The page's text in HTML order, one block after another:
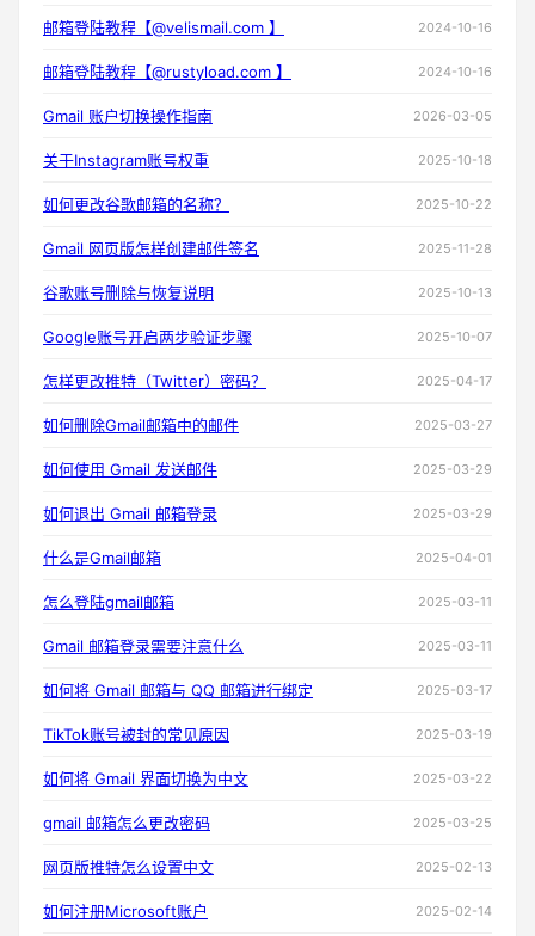
邮箱登陆教程【@velismail.com 】 2024-10-16
邮箱登陆教程【@rustyload.com 】 2024-10-16
Gmail 账户切换操作指南 2026-03-05
关于Instagram账号权重 2025-10-18
如何更改谷歌邮箱的名称？ 2025-10-22
Gmail 网页版怎样创建邮件签名 2025-11-28
谷歌账号删除与恢复说明 2025-10-13
Google账号开启两步验证步骤 2025-10-07
怎样更改推特（Twitter）密码？ 2025-04-17
如何删除Gmail邮箱中的邮件 2025-03-27
如何使用 Gmail 发送邮件 2025-03-29
如何退出 Gmail 邮箱登录 2025-03-29
什么是Gmail邮箱 2025-04-01
怎么登陆gmail邮箱 2025-03-11
Gmail 邮箱登录需要注意什么 2025-03-11
如何将 Gmail 邮箱与 QQ 邮箱进行绑定 2025-03-17
TikTok账号被封的常见原因 2025-03-19
如何将 Gmail 界面切换为中文 2025-03-22
gmail 邮箱怎么更改密码 2025-03-25
网页版推特怎么设置中文 2025-02-13
如何注册Microsoft账户 2025-02-14